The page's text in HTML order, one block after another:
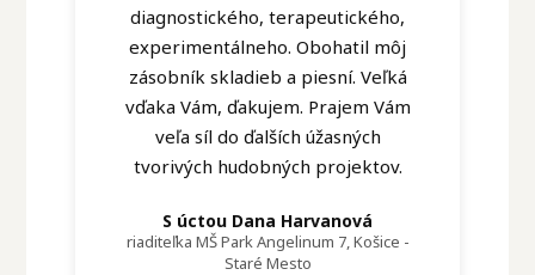
diagnostického, terapeutického,
experimentálneho. Obohatil môj
zásobník skladieb a piesní. Veľká
vďaka Vám, ďakujem. Prajem Vám
veľa síl do ďalších úžasných
tvorivých hudobných projektov.
S úctou Dana Harvanová
riaditeľka MŠ Park Angelinum 7, Košice -
Staré Mesto